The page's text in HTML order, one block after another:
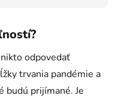
odpovedať
trvania pandémie a
budú prijímané. Je